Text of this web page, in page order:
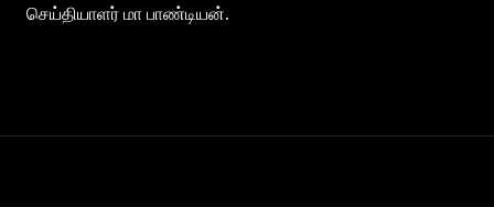
செய்தியாளர் மா பாண்டியன்.